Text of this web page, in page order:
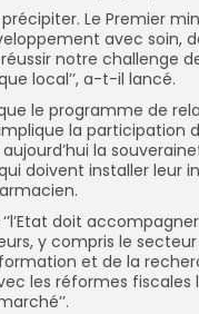
précipiter. Le Premier
avec soin,
notre challenge
local’’, a-t-il lancé.
le programme de
implique la participation
la
doivent installer leur
doit
y compris le secteur
et de la
les réformes fiscales